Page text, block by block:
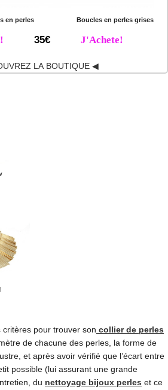
en perles Boucles en perles grises
35€ J'Achete!
LA BOUTIQUE ◀
pour trouver son collier de perles
de chacune des perles, la forme de
et après avoir vérifié que l’écart entre
possible (lui assurant une grande
du nettoyage bijoux perles et ce